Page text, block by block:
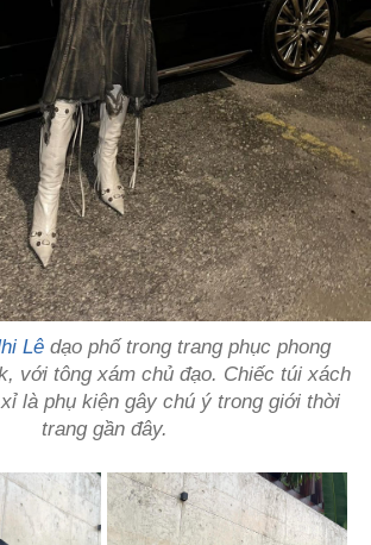
Lêdạo phố trong trang phục phong
với tông xám chủ đạo. Chiếc túi xách
là phụ kiện gây chú ý trong giới thời
trang gần đây.